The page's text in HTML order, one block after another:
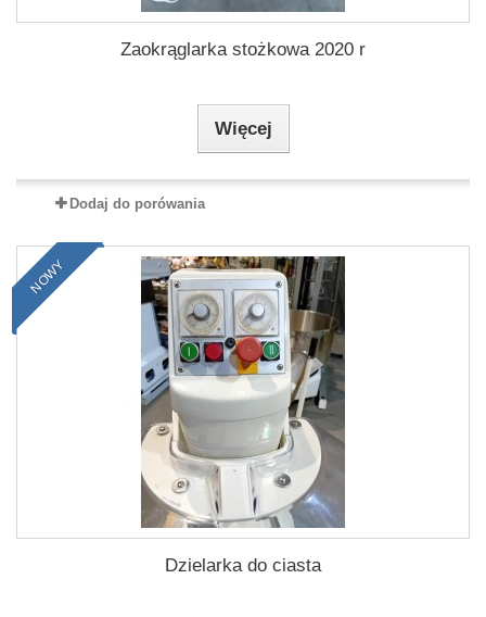
Zaokrąglarka stożkowa 2020 r
Więcej
Dodaj do porówania
NOWY
Dzielarka do ciasta